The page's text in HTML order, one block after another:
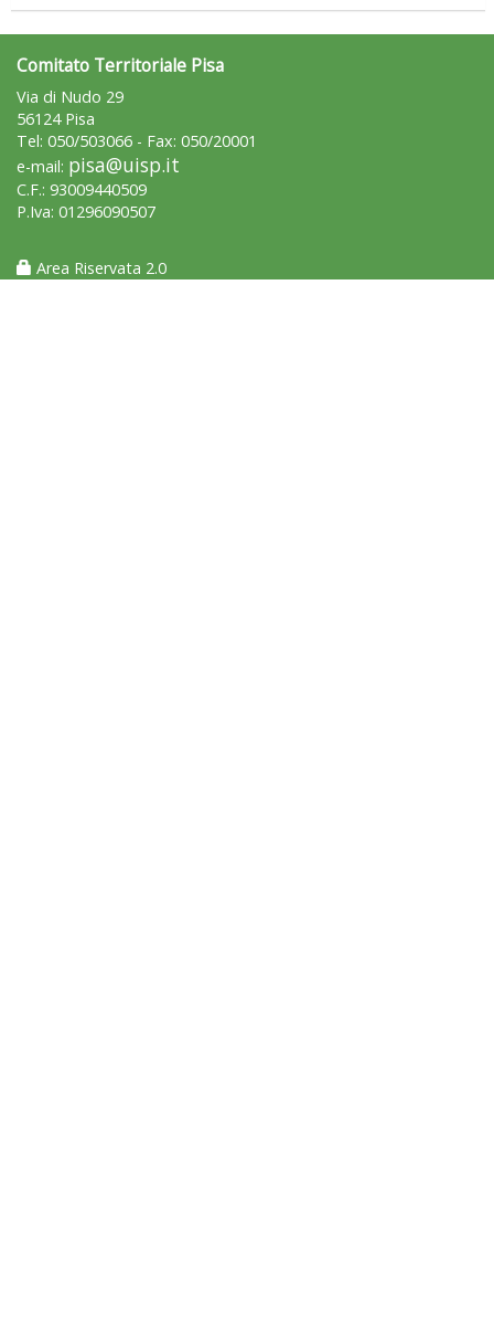
La formazione Uisp rallenta ma prosegue anche in estate
Comitato Territoriale Pisa
Via di Nudo 29
56124 Pisa
Tel: 050/503066 - Fax: 050/20001
e-mail: pisa@uisp.it
C.F.: 93009440509
P.Iva: 01296090507
Area Riservata 2.0